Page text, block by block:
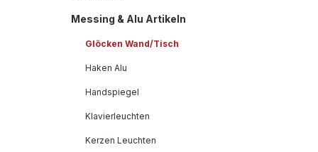
Messing & Alu Artikeln
Glöcken Wand/Tisch
Haken Alu
Handspiegel
Klavierleuchten
Kerzen Leuchten